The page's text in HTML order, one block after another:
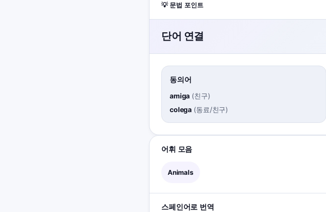
💡 문법 포인트
단어 연결
동의어
amiga (친구)
colega (동료/친구)
어휘 모음
Animals
스페인어로 번역